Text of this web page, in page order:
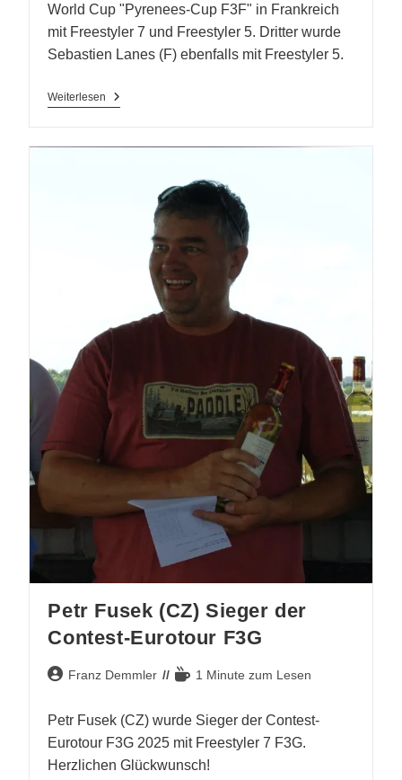
World Cup "Pyrenees-Cup F3F" in Frankreich
mit Freestyler 7 und Freestyler 5. Dritter wurde
Sebastien Lanes (F) ebenfalls mit Freestyler 5.
Weiterlesen
Manuel
Rath
Petr Fusek (CZ) Sieger der
Contest-Eurotour F3G
Beitrags-
Franz Demmler Lesedauer:
1 Minute zum Lesen
Petr Fusek (CZ) wurde Sieger der Contest-
Eurotour F3G 2025 mit Freestyler 7 F3G.
Herzlichen Glückwunsch!